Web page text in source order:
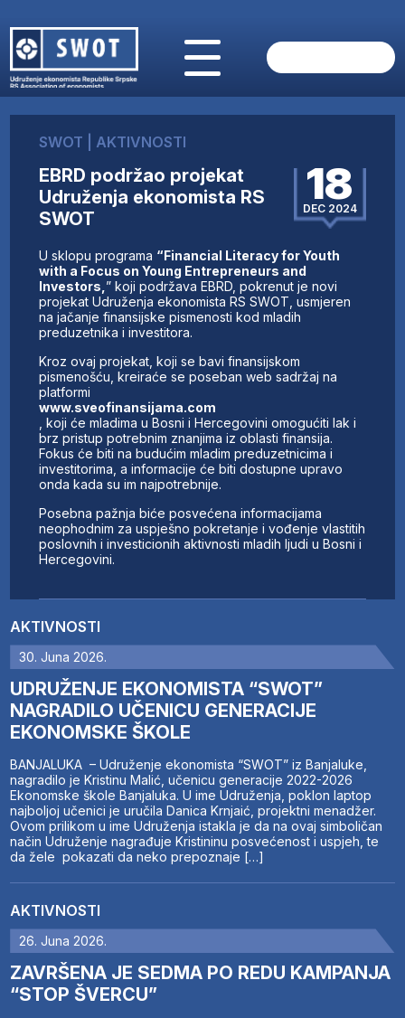
O NAMA
AKTUELNO
ANALIZE
KOMPANIJE
FINANSIJE
IZ STRANIH MEDIJA
AKTIVNOSTI
SWOT INTERVJU
UČLANI SE
KONTAKT
AKTIVNOSTI
30. Juna 2026.
UDRUŽENJE EKONOMISTA “SWOT”
NAGRADILO UČENICU GENERACIJE
EKONOMSKE ŠKOLE
BANJALUKA – Udruženje ekonomista “SWOT” iz Banjaluke,
nagradilo je Kristinu Malić, učenicu generacije 2022-2026
Ekonomske škole Banjaluka. U ime Udruženja, poklon laptop
najboljoj učenici je uručila Danica Krnjaić, projektni menadžer.
Ovom prilikom u ime Udruženja istakla je da na ovaj simboličan
način Udruženje nagrađuje Kristininu posvećenost i uspjeh, te
da žele pokazati da neko prepoznaje […]
AKTIVNOSTI
26. Juna 2026.
ZAVRŠENA JE SEDMA PO REDU KAMPANJA
“STOP ŠVERCU”
SWOT AKTIVNOSTI
EBRD podržao projekat
Udruženja ekonomista RS
SWOT
18
DEC 2024
U sklopu programa “Financial Literacy for Youth
with a Focus on Young Entrepreneurs and
Investors,” koji podržava EBRD, pokrenut je novi
projekat Udruženja ekonomista RS SWOT, usmjeren
na jačanje finansijske pismenosti kod mladih
preduzetnika i investitora.
Kroz ovaj projekat, koji se bavi finansijskom
pismenošću, kreiraće se poseban web sadržaj na
platformi
www.sveofinansijama.com
, koji će mladima u Bosni i Hercegovini omogućiti lak i
brz pristup potrebnim znanjima iz oblasti finansija.
Fokus će biti na budućim mladim preduzetnicima i
investitorima, a informacije će biti dostupne upravo
onda kada su im najpotrebnije.
Posebna pažnja biće posvećena informacijama
neophodnim za uspješno pokretanje i vođenje vlastitih
poslovnih i investicionih aktivnosti mladih ljudi u Bosni i
Hercegovini.